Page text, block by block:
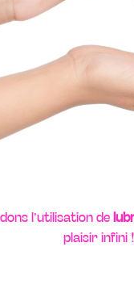
l’utilisation de
plaisir infini !